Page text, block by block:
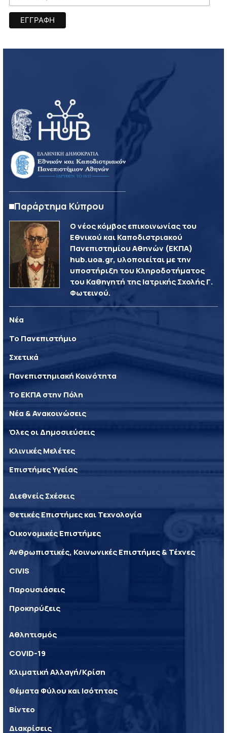
Παράρτημα Κύπρου
Ο νέος κόμβος επικοινωνίας του
Εθνικού και Καποδιστριακού
Πανεπιστημίου Αθηνών (ΕΚΠΑ)
hub.uoa.gr, υλοποιείται με την
υποστήριξη του Κληροδοτήματος
του Καθηγητή της Ιατρικής Σχολής Γ.
Φωτεινού.
Νέα
Το Πανεπιστήμιο
Σχετικά
Πανεπιστημιακή Κοινότητα
Το ΕΚΠΑ στην Πόλη
Νέα & Ανακοινώσεις
Όλες οι Δημοσιεύσεις
Κλινικές Μελέτες
Επιστήμες Υγείας
Διεθνείς Σχέσεις
Θετικές Επιστήμες και Τεχνολογία
Οικονομικές Επιστήμες
Ανθρωπιστικές, Κοινωνικές Επιστήμες & Τέχνες
CIVIS
Παρουσιάσεις
Προκηρύξεις
Αθλητισμός
COVID-19
Κλιματική Αλλαγή/Κρίση
Θέματα Φύλου και Ισότητας
Βίντεο
Διακρίσεις